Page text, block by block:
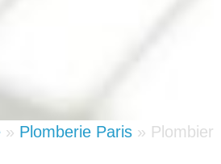
» Plomberie Paris » Plombier